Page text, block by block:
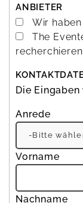
ANBIETER
Wir
The
Die
Anrede
Vorname
Nachname